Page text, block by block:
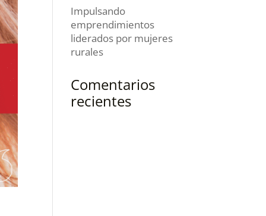
Impulsando
emprendimientos
liderados por mujeres
rurales
Comentarios
recientes